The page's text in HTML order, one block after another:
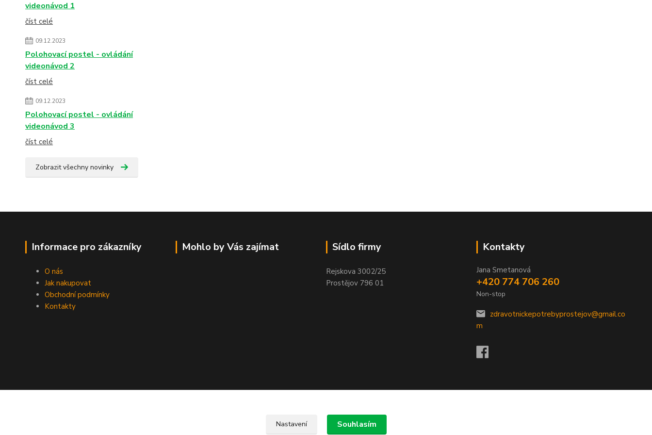
videonávod 1
číst celé
09.12.2023
Polohovací postel - ovládání
videonávod 2
číst celé
09.12.2023
Polohovací postel - ovládání
videonávod 3
číst celé
Zobrazit všechny novinky
Informace pro zákazníky
O nás
Jak nakupovat
Obchodní podmínky
Kontakty
Mohlo by Vás zajímat Sídlo firmy
Rejskova 3002/25
Prostějov 796 01
Kontakty
Jana Smetanová
+420 774 706 260
Non-stop
zdravotnickepotrebyprostejov@gmail.co
m
Nastavení Souhlasím